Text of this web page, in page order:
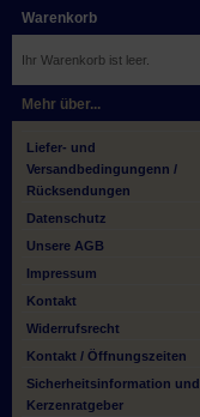
Warenkorb
Ihr Warenkorb ist leer.
Mehr über...
Liefer- und
Versandbedingungenn /
Rücksendungen
Datenschutz
Unsere AGB
Impressum
Kontakt
Widerrufsrecht
Kontakt / Öffnungszeiten
Sicherheitsinformation und
Kerzenratgeber